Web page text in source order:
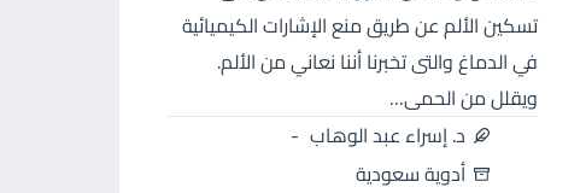
تسكين الألم عن طريق منع الإشارات الكيميائية
في الدماغ والتى تخبرنا أننا نعاني من الألم.
ويقلل من الحمى…
د. إسراء عبد الوهاب
أدوية سعودية